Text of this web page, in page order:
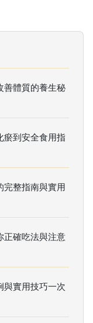
善體質的養生秘
瘀到安全食用指
完整指南與實用
正確吃法與注意
與實用技巧一次